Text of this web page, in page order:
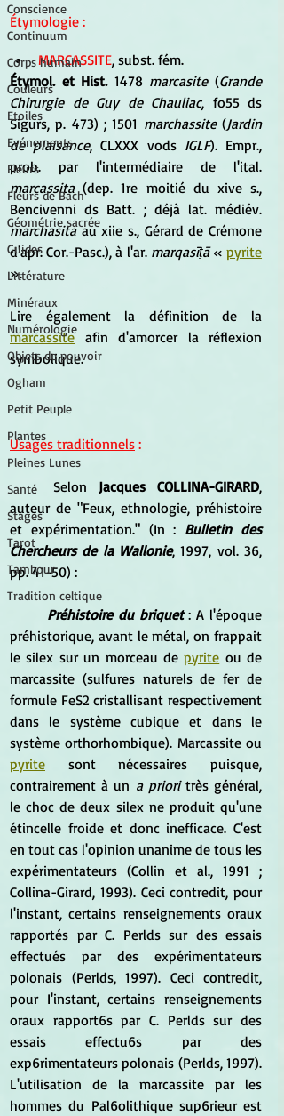
Conscience
Continuum
Corps humain
Couleurs
Etoiles
Evénements
Fleurs
Fleurs de Bach
Géométrie sacrée
Guides
Littérature
Minéraux
Numérologie
Objets de pouvoir
Ogham
Petit Peuple
Plantes
Pleines Lunes
Santé
Stages
Tarot
Tambour
Tradition celtique
Étymologie :
MARCASSITE, subst. fém.
Étymol. et Hist. 1478 marcasite (Grande
Chirurgie de Guy de Chauliac, fo55 ds
Sigurs, p. 473) ; 1501 marchassite (Jardin
de plaisance, CLXXX vods IGLF). Empr.,
prob. par l'intermédiaire de l'ital.
marcassita (dep. 1re moitié du xive s.,
marchasita au xiie s., Gérard de Crémone
d'apr. Cor.-Pasc.), à l'ar. marqasīṭā « pyrite
».
marcassite afin d'amorcer la réflexion
symbolique.
Usages traditionnels :
	Selon
Jacques COLLINA-GIRARD,
auteur de "Feux, ethnologie, préhistoire
et expérimentation." (In : Bulletin des
Chercheurs de la Wallonie, 1997, vol. 36,
pp. 41-50) :
Préhistoire du briquet : A l'époque
préhistorique, avant le métal, on frappait
le silex sur un morceau de pyrite ou de
marcassite (sulfures naturels de fer de
formule FeS2 cristallisant respectivement
dans le système cubique et dans le
pyrite sont nécessaires puisque,
contrairement à un a priori très général,
le choc de deux silex ne produit qu'une
étincelle froide et donc inefficace. C'est
en tout cas l'opinion unanime de tous les
expérimentateurs (Collin et al., 1991 ;
Collina-Girard, 1993). Ceci contredit, pour
l'instant, certains renseignements oraux
rapportés par C. Perlds sur des essais
effectués par des expérimentateurs
polonais (Perlds, 1997). Ceci contredit,
pour I'instant, certains renseignements
oraux rapport6s par C. Perlds sur des
essais effectu6s par des
exp6rimentateurs polonais (Perlds, 1997).
L'utilisation de la marcassite par les
hommes du Pal6olithique sup6rieur est